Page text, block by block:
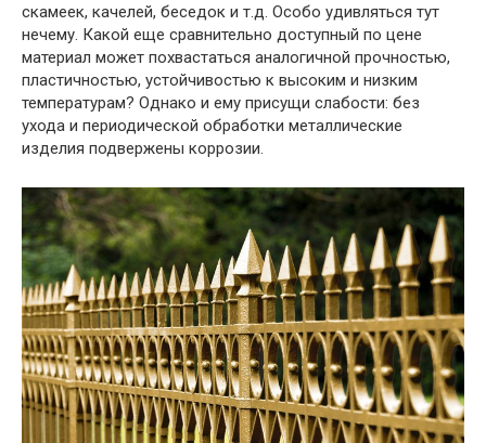
скамеек, качелей, беседок и т.д. Особо удивляться тут
нечему. Какой еще сравнительно доступный по цене
материал может похвастаться аналогичной прочностью,
пластичностью, устойчивостью к высоким и низким
температурам? Однако и ему присущи слабости: без
ухода и периодической обработки металлические
изделия подвержены коррозии.